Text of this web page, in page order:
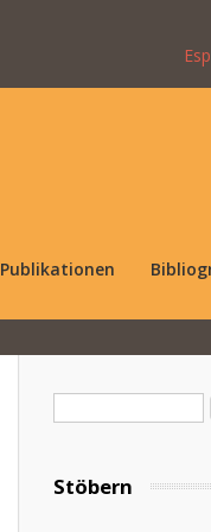
Publikationen
Stöbern